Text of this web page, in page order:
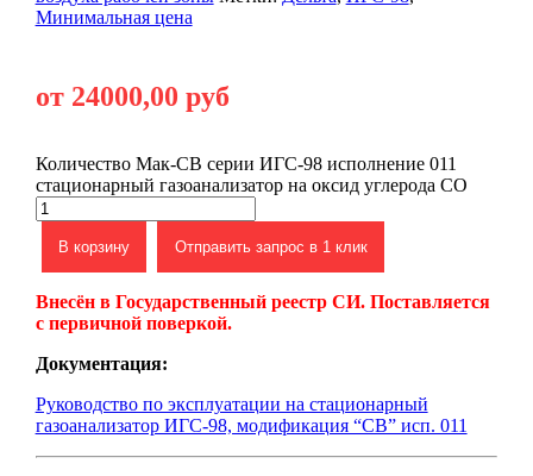
Минимальная цена
от 24000,00 руб
Количество Мак-СВ серии ИГС-98 исполнение 011
стационарный газоанализатор на оксид углерода CO
В корзину Отправить запрос в 1 клик
Внесён в Государственный реестр СИ. Поставляется
с первичной поверкой.
Документация:
Руководство по эксплуатации на стационарный
газоанализатор ИГС-98, модификация “СВ” исп. 011